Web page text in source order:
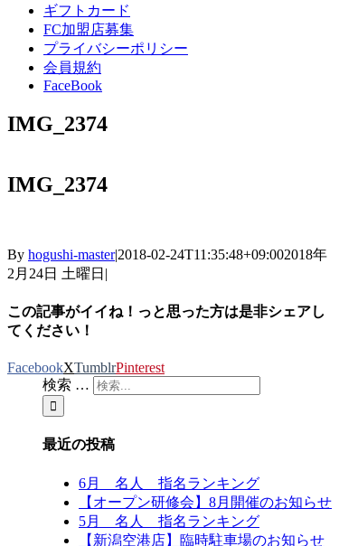
ギフトカード
FC加盟店募集
プライバシーポリシー
会員規約
FaceBook
IMG_2374
IMG_2374
By hogushi-master|2018-02-24T11:35:48+09:002018年
2月24日 土曜日 |
この記事がイイね！っと思った方は是非シェアし
てください！
FacebookXTumblrPinterest
検索 …
最近の投稿
6月 名人 指名ランキング
【オープン研修会】8月開催のお知らせ
5月 名人 指名ランキング
【新潟空港店】臨時駐車場のお知らせ